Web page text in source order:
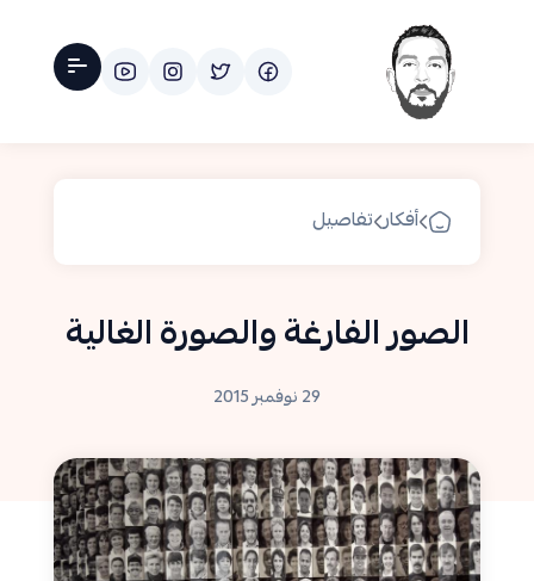
أفكار تفاصيل
الصور الفارغة والصورة الغالية
29 نوفمبر 2015